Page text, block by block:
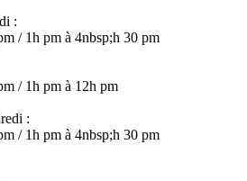
:
/ 1h pm à 4nbsp;h 30 pm
/ 1h pm à 12h pm
:
/ 1h pm à 4nbsp;h 30 pm